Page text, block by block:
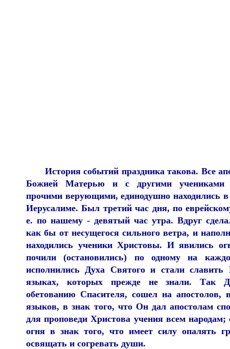
История событий праздника такова. Все
Божией Матерью и с другими
прочими верующими, единодушно находились в
Иерусалиме. Был третий час дня, по
е. по нашему - девятый час утра. Вдруг
как бы от несущегося сильного ветра, и
находились ученики Христовы. И явились
почили (остановились) по одному на
исполнились Духа Святого и стали славить
языках, которых прежде не знали. Так
обетованию Спасителя, сошел на апостолов,
языков, в знак того, что Он дал апостолам
для проповеди Христова учения всем
огня в знак того, что имеет силу опалять
освящать и согревать души.